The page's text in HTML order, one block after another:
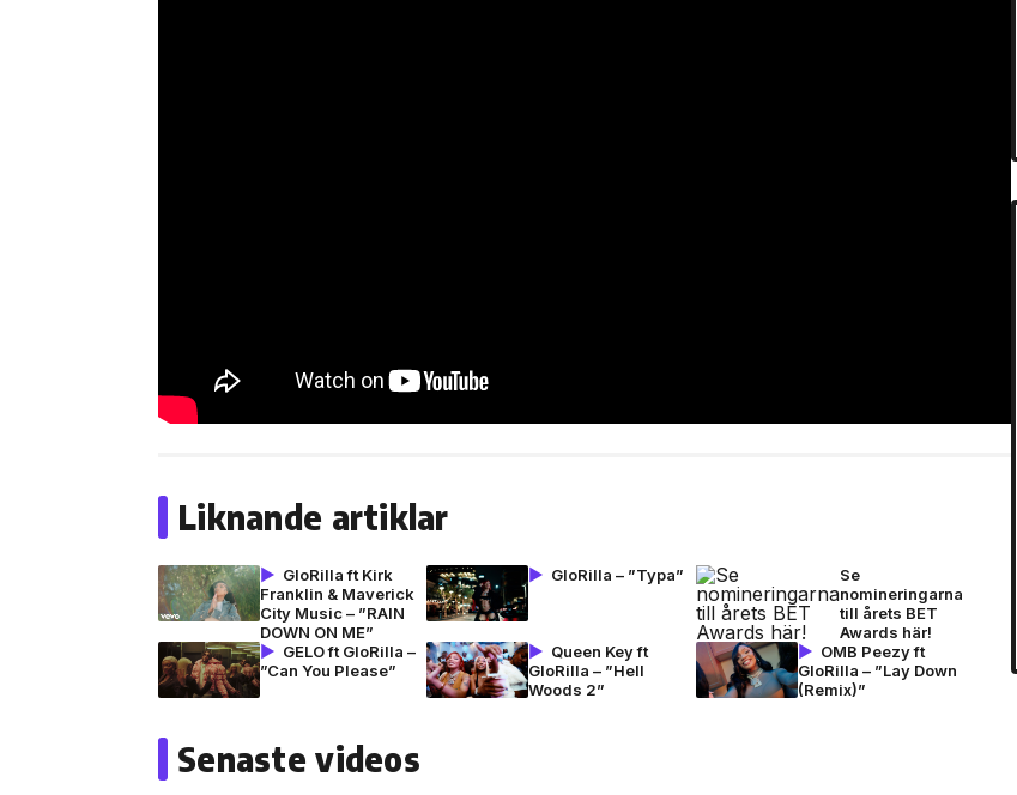
Liknande artiklar
GloRilla ft Kirk
Franklin & Maverick
City Music – ”RAIN
DOWN ON ME”
GloRilla – ”Typa”
Se
nomineringarna
till årets BET
Awards här!
GELO ft GloRilla –
”Can You Please”
Queen Key ft
GloRilla – ”Hell
Woods 2”
OMB Peezy ft
GloRilla – ”Lay Down
(Remix)”
Senaste videos